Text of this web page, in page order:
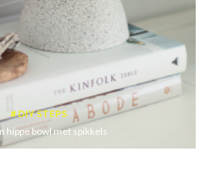
DIY STEPS
hippe bowl met spikkels